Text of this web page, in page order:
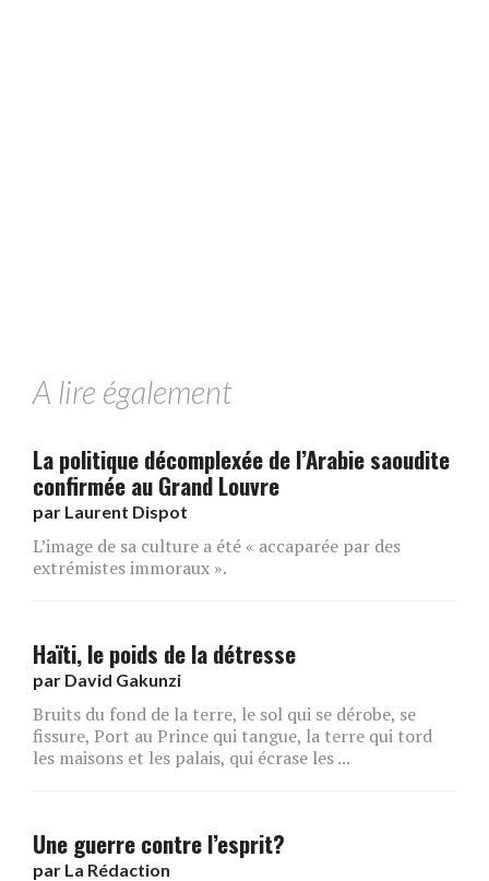
A lire également
La politique décomplexée de l’Arabie saoudite
confirmée au Grand Louvre
par Laurent Dispot
L’image de sa culture a été « accaparée par des
extrémistes immoraux ».
Haïti, le poids de la détresse
par David Gakunzi
Bruits du fond de la terre, le sol qui se dérobe, se
fissure, Port au Prince qui tangue, la terre qui tord
les maisons et les palais, qui écrase les ...
Une guerre contre l’esprit?
par La Rédaction